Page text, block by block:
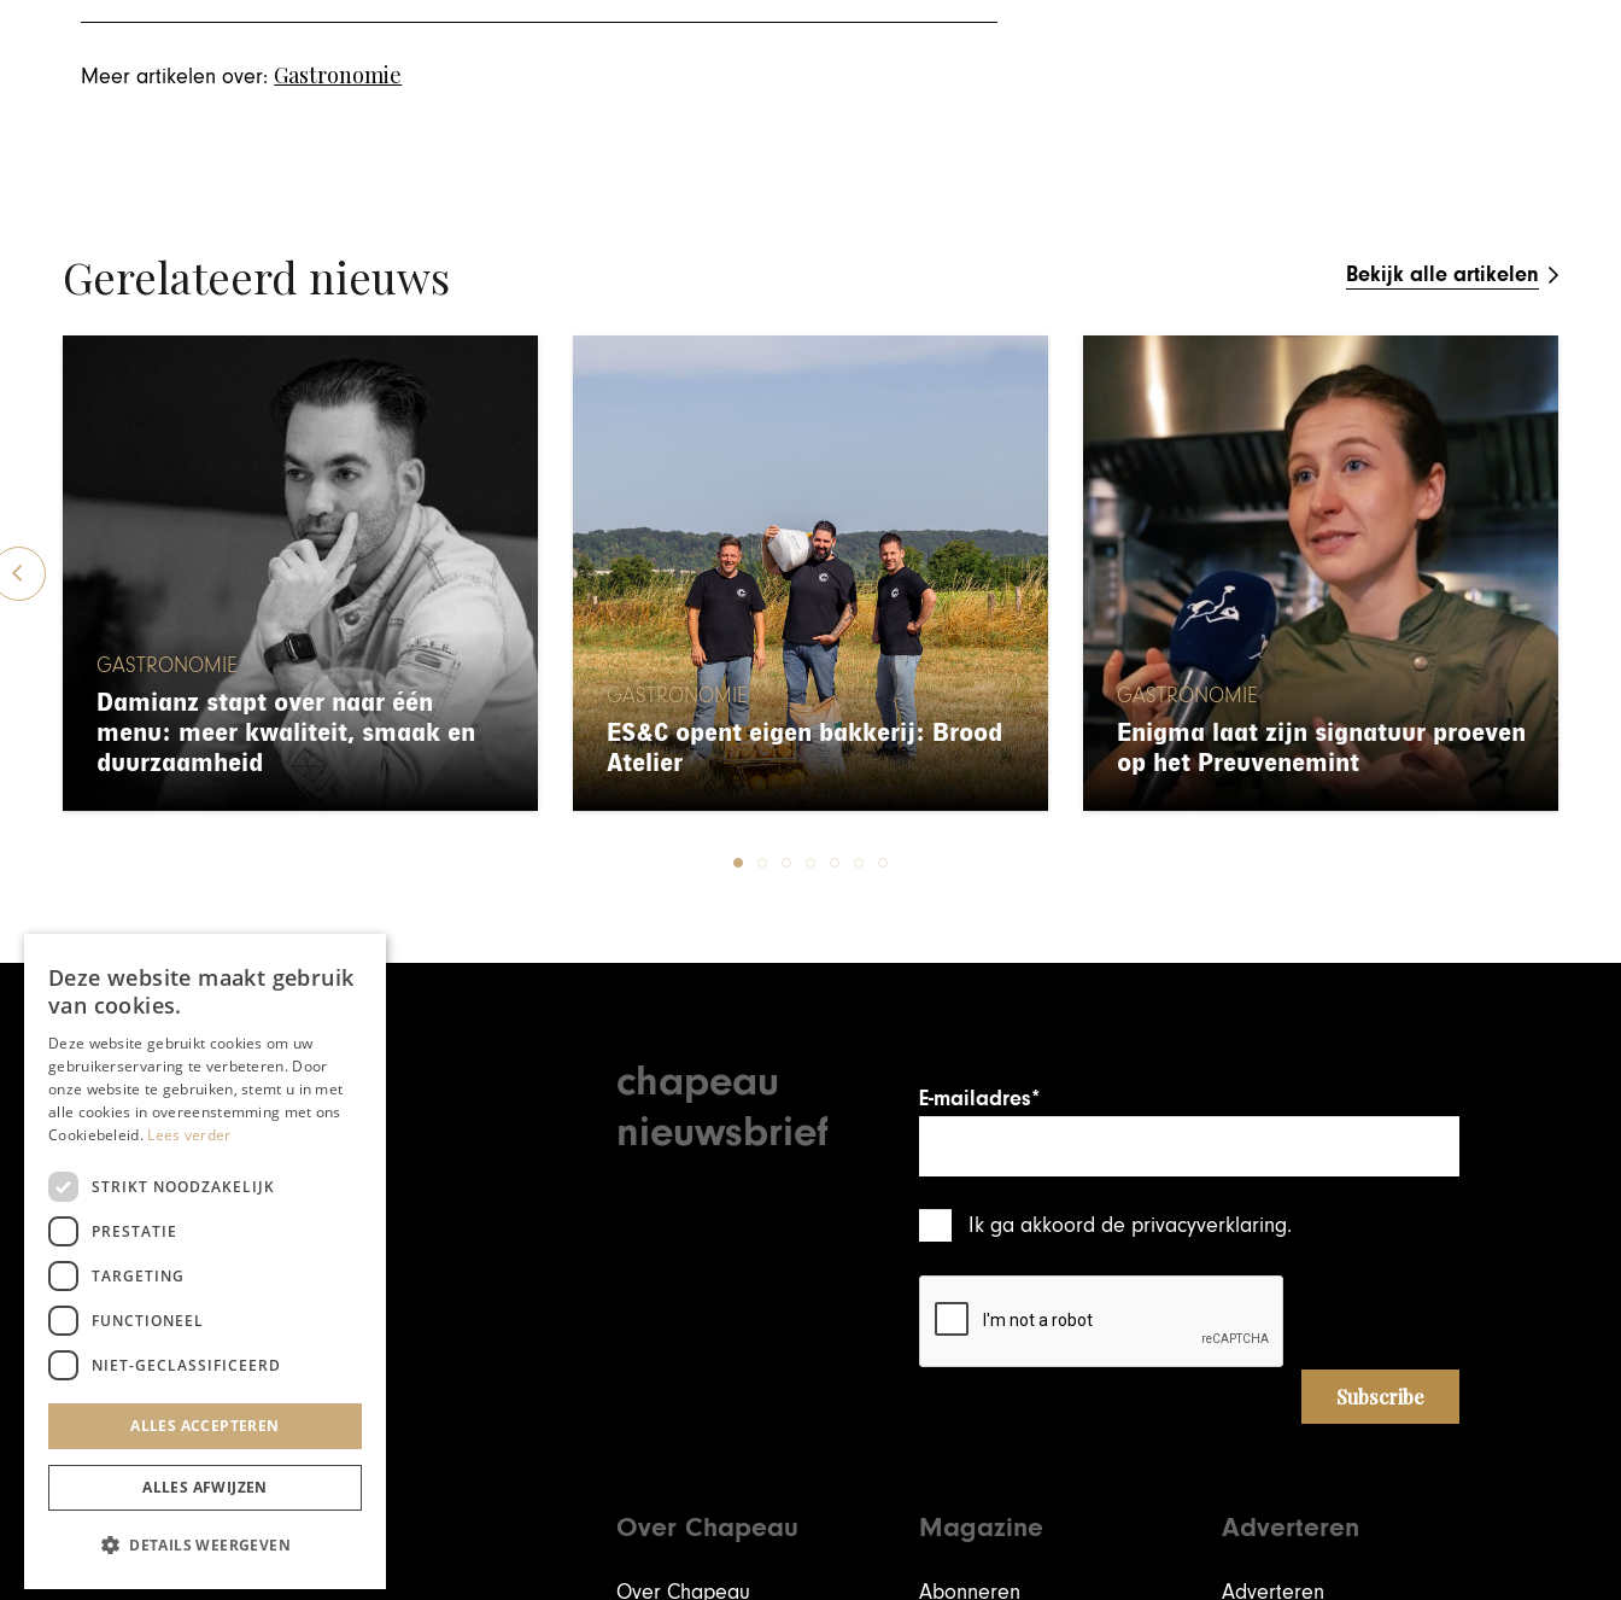
Meer artikelen over: Gastronomie
Gerelateerd nieuws Bekijk alle artikelen
GASTRONOMIE
Damianz stapt over naar één
menu: meer kwaliteit, smaak en
duurzaamheid
GASTRONOMIE
ES&C opent eigen bakkerij: Brood
Atelier
GASTRONOMIE
Enigma laat zijn signatuur proeven
op het Preuvenemint
chapeau
nieuwsbrief
E-mailadres*
Ik ga akkoord de privacyverklaring.
Over Chapeau
Over Chapeau
Magazine
Abonneren
Adverteren
Adverteren
Deze website maakt gebruik
van cookies.
Deze website gebruikt cookies om uw
gebruikerservaring te verbeteren. Door
onze website te gebruiken, stemt u in met
alle cookies in overeenstemming met ons
Cookiebeleid. Lees verder
STRIKT NOODZAKELIJK
PRESTATIE
TARGETING
FUNCTIONEEL
NIET-GECLASSIFICEERD
ALLES ACCEPTEREN
ALLES AFWIJZEN
DETAILS WEERGEVEN